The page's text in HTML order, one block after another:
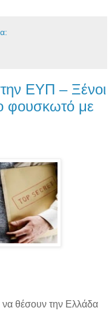
ΕΥΠ – Ξένοι
φουσκωτό με
να θέσουν την Ελλάδα